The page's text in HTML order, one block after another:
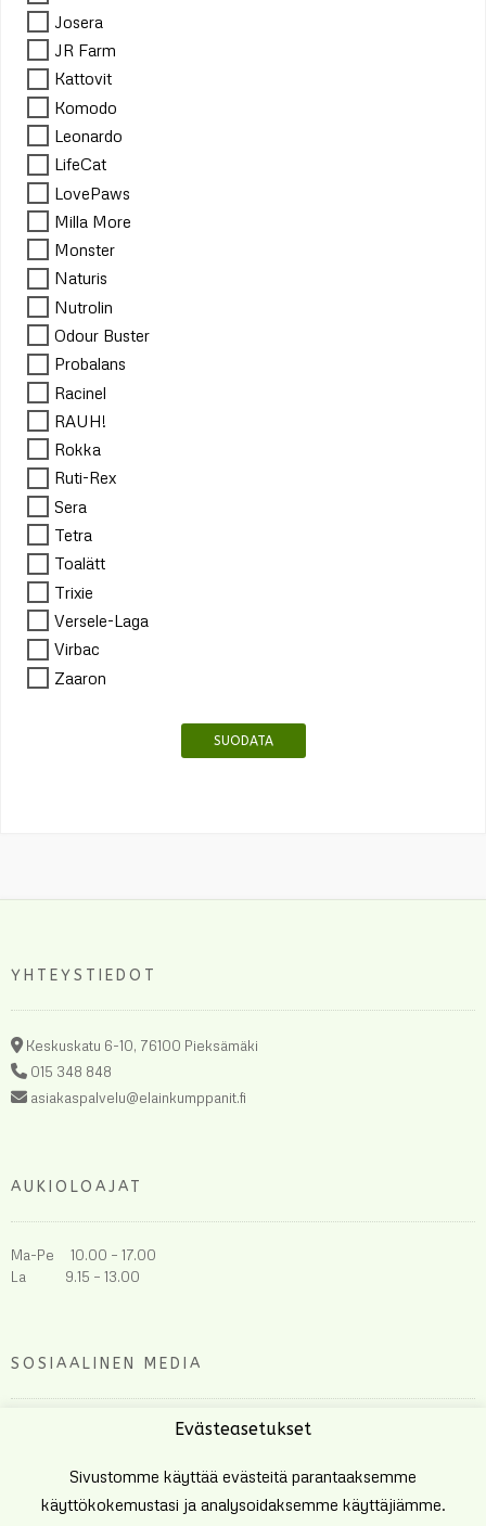
Josera
JR Farm
Kattovit
Komodo
Leonardo
LifeCat
LovePaws
Milla More
Monster
Naturis
Nutrolin
Odour Buster
Probalans
Racinel
RAUH!
Rokka
Ruti-Rex
Sera
Tetra
Toalätt
Trixie
Versele-Laga
Virbac
Zaaron
SUODATA
YHTEYSTIEDOT
Keskuskatu 6-10, 76100 Pieksämäki
015 348 848
asiakaspalvelu@elainkumppanit.fi
AUKIOLOAJAT
Ma-Pe 10.00 – 17.00
La 9.15 – 13.00
SOSIAALINEN MEDIA
Evästeasetukset
Sivustomme käyttää evästeitä parantaaksemme
käyttökokemustasi ja analysoidaksemme käyttäjiämme.